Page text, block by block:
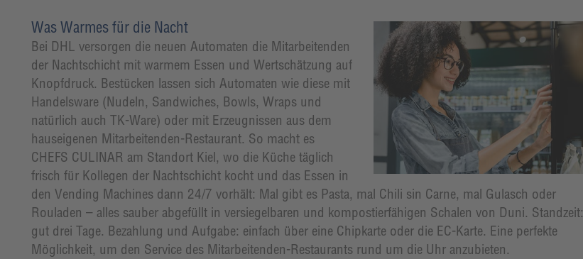
Was Warmes für die Nacht
Bei DHL versorgen die neuen Automaten die Mitarbeitenden
der Nachtschicht mit warmem Essen und Wertschätzung auf
Knopfdruck. Bestücken lassen sich Automaten wie diese mit
Handelsware (Nudeln, Sandwiches, Bowls, Wraps und
natürlich auch TK-Ware) oder mit Erzeugnissen aus dem
hauseigenen Mitarbeitenden-Restaurant. So macht es
CHEFS CULINAR am Standort Kiel, wo die Küche täglich
frisch für Kollegen der Nachtschicht kocht und das Essen in
den Vending Machines dann 24/7 vorhält: Mal gibt es Pasta, mal Chili sin Carne, mal Gulasch oder
Rouladen – alles sauber abgefüllt in versiegelbaren und kompostierfähigen Schalen von Duni. Standzeit:
gut drei Tage. Bezahlung und Aufgabe: einfach über eine Chipkarte oder die EC-Karte. Eine perfekte
Möglichkeit, um den Service des Mitarbeitenden-Restaurants rund um die Uhr anzubieten.